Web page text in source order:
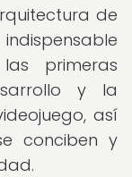
de
primeras
y la
así
conciben y